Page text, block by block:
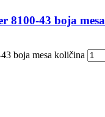
8100-43 boja mesa
boja mesa količina